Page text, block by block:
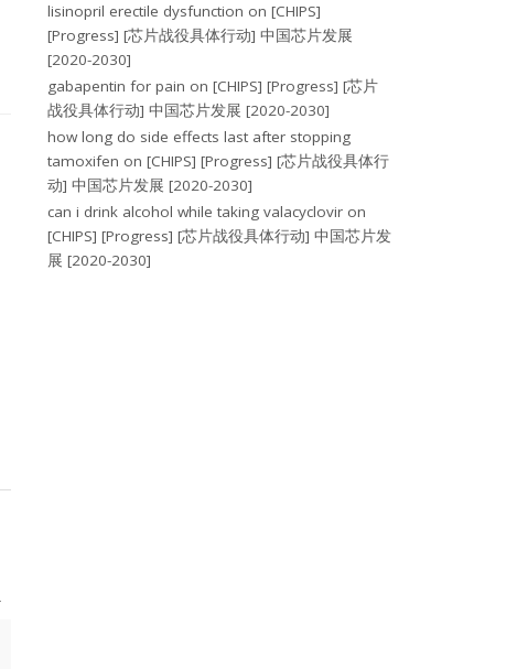
lisinopril erectile dysfunction on[CHIPS]
[Progress] [芯片战役具体行动] 中国芯片发展
[2020-2030]
gabapentin for pain on[CHIPS] [Progress] [芯片
战役具体行动] 中国芯片发展 [2020-2030]
how long do side effects last after stopping
tamoxifen on[CHIPS] [Progress] [芯片战役具体行
动] 中国芯片发展 [2020-2030]
can i drink alcohol while taking valacyclovir on
[CHIPS] [Progress] [芯片战役具体行动] 中国芯片发
展 [2020-2030]